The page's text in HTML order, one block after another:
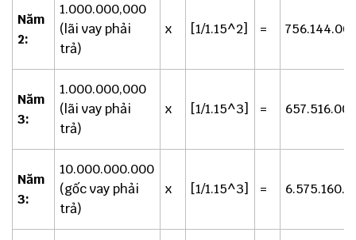
Năm
2:
1.000.000,000
(lãi vay phải
trả)
x [1/1.15^2] =
Năm
3:
1.000.000,000
(lãi vay phải
trả)
x [1/1.15^3] =
Năm
3:
10.000.000.000
(gốc vay phải
trả)
x [1/1.15^3] =